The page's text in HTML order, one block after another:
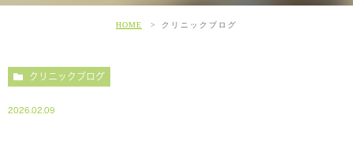
HOME クリニックブログ
クリニックブログ
2026.02.09